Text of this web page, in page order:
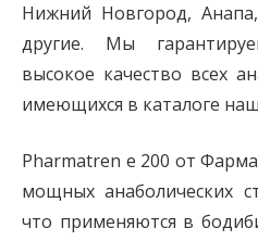
Нижний Новгород,
другие. Мы
высокое качество всех
имеющихся в каталоге
Pharmatren e 200 от
мощных анаболических
что применяются в